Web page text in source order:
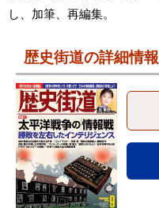
し、加筆、再編集。
歴史街道の詳細情報